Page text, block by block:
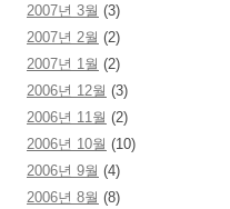
2007년 3월 (3)
2007년 2월 (2)
2007년 1월 (2)
2006년 12월 (3)
2006년 11월 (2)
2006년 10월 (10)
2006년 9월 (4)
2006년 8월 (8)